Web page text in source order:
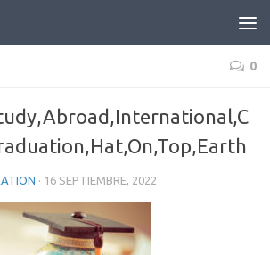
0
· 16 SEPTIEMBRE, 2022